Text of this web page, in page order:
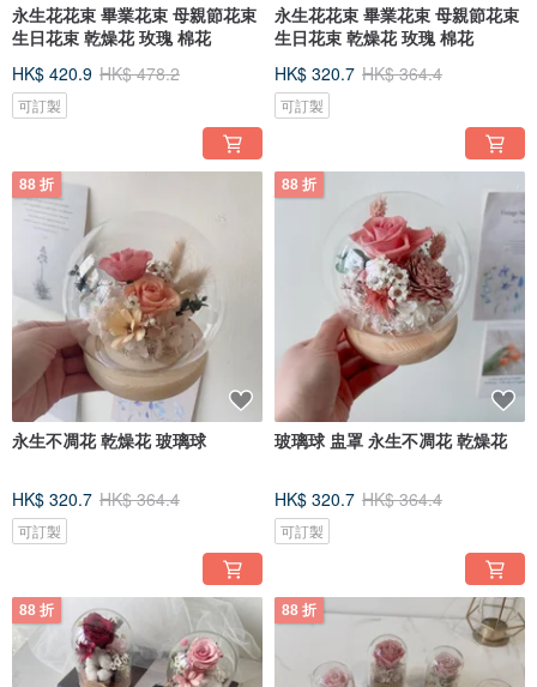
永生花花束 畢業花束 母親節花束
生日花束 乾燥花 玫瑰 棉花
HK$ 420.9 HK$ 478.2
可訂製
永生花花束 畢業花束 母親節花束
生日花束 乾燥花 玫瑰 棉花
HK$ 320.7 HK$ 364.4
可訂製
88 折
永生不凋花 乾燥花 玻璃球
HK$ 320.7 HK$ 364.4
可訂製
88 折
玻璃球 盅罩 永生不凋花 乾燥花
HK$ 320.7 HK$ 364.4
可訂製
88 折 88 折